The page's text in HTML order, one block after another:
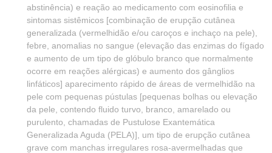
abstinência) e reação ao medicamento com eosinofilia e
sintomas sistêmicos [combinação de erupção cutânea
generalizada (vermelhidão e/ou caroços e inchaço na pele),
febre, anomalias no sangue (elevação das enzimas do fígado
e aumento de um tipo de glóbulo branco que normalmente
ocorre em reações alérgicas) e aumento dos gânglios
linfáticos] aparecimento rápido de áreas de vermelhidão na
pele com pequenas pústulas [pequenas bolhas ou elevação
da pele, contendo fluido turvo, branco, amarelado ou
purulento, chamadas de Pustulose Exantemática
Generalizada Aguda (PELA)], um tipo de erupção cutânea
grave com manchas irregulares rosa-avermelhadas que